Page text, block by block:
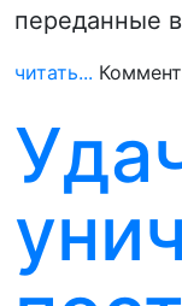
переданные
читать...